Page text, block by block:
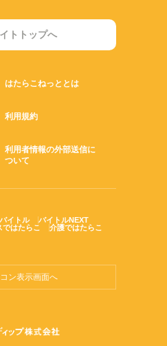
トトップへ
はたらこねっととは
利用規約
利用者情報の外部送信に
ついて
イトル
バイトルNEXT
ではたらこ 介護ではたらこ
ン表示画面へ